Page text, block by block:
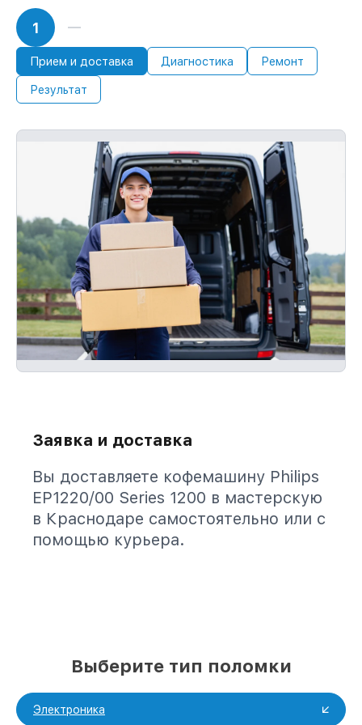
1
Прием и доставка Диагностика Ремонт
Результат
Заявка и доставка
Вы доставляете кофемашину Philips
EP1220/00 Series 1200 в мастерскую
в Краснодаре самостоятельно или с
помощью курьера.
Выберите тип поломки
Электроника